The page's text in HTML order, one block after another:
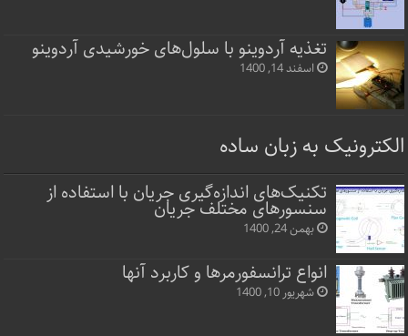
تغذیه آردوینو با سلول‌های خورشیدی آردوینو
اسفند 14, 1400
الکترونیک به زبان ساده
تکنیک‌های اندازه‌گیری جریان با استفاده از
سنسورهای مختلف جریان
بهمن 24, 1400
انواع ترانسفورمرها و کاربرد آنها
شهریور 10, 1400